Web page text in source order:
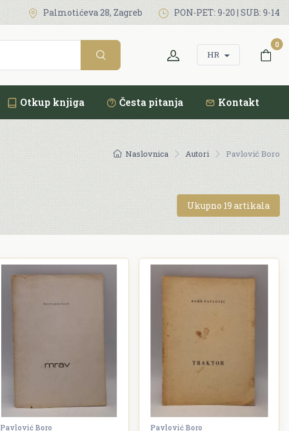
Palmotićeva 28, Zagreb PON-PET: 9-20 | SUB: 9-14
HR
0
Otkup knjiga Česta pitanja Kontakt
Naslovnica Autori Pavlović Boro
Ukupno 19 artikala
Pavlović Boro Pavlović Boro